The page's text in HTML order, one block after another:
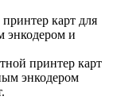
карт для
энкодером и
принтер карт
энкодером